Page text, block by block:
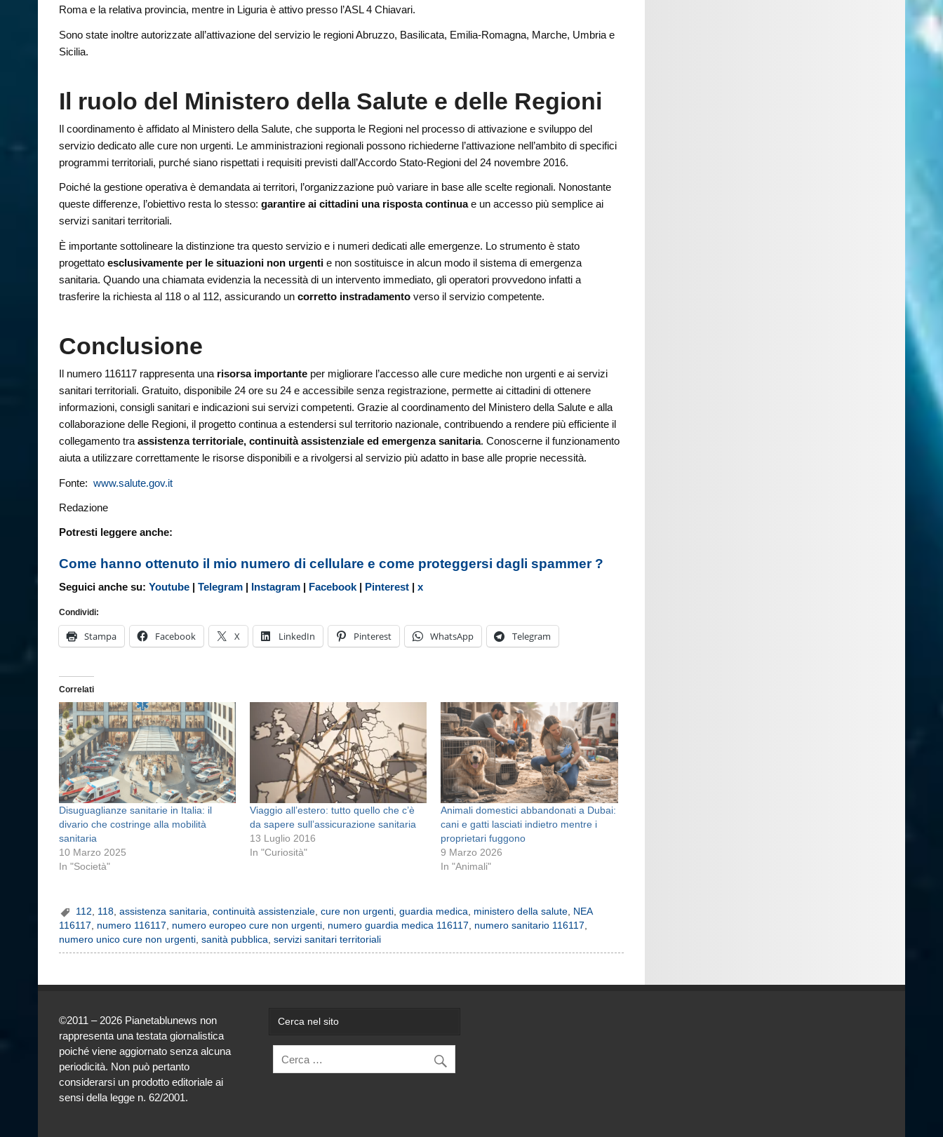
Roma e la relativa provincia, mentre in Liguria è attivo presso l’ASL 4 Chiavari.
Sono state inoltre autorizzate all’attivazione del servizio le regioni Abruzzo, Basilicata, Emilia-Romagna, Marche, Umbria e
Sicilia.
Il ruolo del Ministero della Salute e delle Regioni
Il coordinamento è affidato al Ministero della Salute, che supporta le Regioni nel processo di attivazione e sviluppo del
servizio dedicato alle cure non urgenti. Le amministrazioni regionali possono richiederne l’attivazione nell’ambito di specifici
programmi territoriali, purché siano rispettati i requisiti previsti dall’Accordo Stato-Regioni del 24 novembre 2016.
Poiché la gestione operativa è demandata ai territori, l’organizzazione può variare in base alle scelte regionali. Nonostante
queste differenze, l’obiettivo resta lo stesso:garantire ai cittadini una risposta continuae un accesso più semplice ai
servizi sanitari territoriali.
È importante sottolineare la distinzione tra questo servizio e i numeri dedicati alle emergenze. Lo strumento è stato
progettatoesclusivamente per le situazioni non urgenti e non sostituisce in alcun modo il sistema di emergenza
sanitaria. Quando una chiamata evidenzia la necessità di un intervento immediato, gli operatori provvedono infatti a
trasferire la richiesta al 118 o al 112, assicurando uncorretto instradamento verso il servizio competente.
Conclusione
Il numero 116117 rappresenta una risorsa importante per migliorare l’accesso alle cure mediche non urgenti e ai servizi
sanitari territoriali. Gratuito, disponibile 24 ore su 24 e accessibile senza registrazione, permette ai cittadini di ottenere
informazioni, consigli sanitari e indicazioni sui servizi competenti. Grazie al coordinamento del Ministero della Salute e alla
collaborazione delle Regioni, il progetto continua a estendersi sul territorio nazionale, contribuendo a rendere più efficiente il
collegamento traassistenza territoriale, continuità assistenziale ed emergenza sanitaria. Conoscerne il funzionamento
aiuta a utilizzare correttamente le risorse disponibili e a rivolgersi al servizio più adatto in base alle proprie necessità.
Fonte:www.salute.gov.it
Redazione
Potresti leggere anche:
Come hanno ottenuto il mio numero di cellulare e come proteggersi dagli spammer ?
Seguici anche su:Youtube |Telegram | Instagram | Facebook | Pinterest |x
Condividi:
Stampa Facebook X LinkedIn Pinterest WhatsApp Telegram
Correlati
Disuguaglianze sanitarie in Italia: il
divario che costringe alla mobilità
sanitaria
10 Marzo 2025
In "Società"
Viaggio all’estero: tutto quello che c’è
da sapere sull’assicurazione sanitaria
13 Luglio 2016
In "Curiosità"
Animali domestici abbandonati a Dubai:
cani e gatti lasciati indietro mentre i
proprietari fuggono
9 Marzo 2026
In "Animali"
112 118 ,assistenza sanitaria ,continuità assistenziale ,cure non urgenti ,guardia medica ministero della salute NEA
116117
numero 116117 numero europeo cure non urgenti numero guardia medica 116117 numero sanitario 116117
numero unico cure non urgenti ,sanità pubblica ,servizi sanitari territoriali
©2011 – 2026 Pianetablunews non
rappresenta una testata giornalistica
poiché viene aggiornato senza alcuna
periodicità. Non può pertanto
considerarsi un prodotto editoriale ai
sensi della legge n. 62/2001.
Cerca nel sito